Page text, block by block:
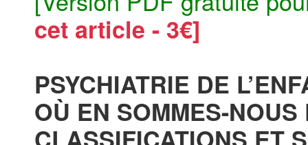
cet article - 3€]
PSYCHIATRIE DE
OÙ EN SOMMES-